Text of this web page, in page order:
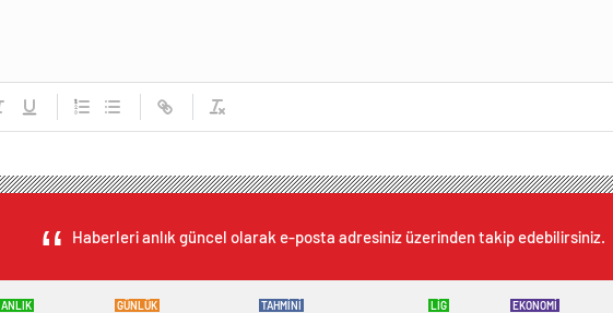
Haberleri anlık güncel olarak e-posta adresiniz üzerinden takip edebilirsiniz.
ANLIK GÜNLÜK TAHMİNİ LİG EKONOMİ